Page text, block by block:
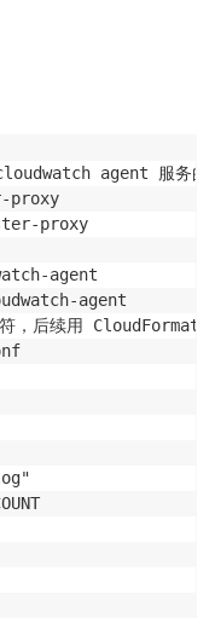
30,
: [
agent 服务的
proxy
proxy
agent
agent
后续用